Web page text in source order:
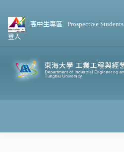
高中生專區 Prospective Students
登入